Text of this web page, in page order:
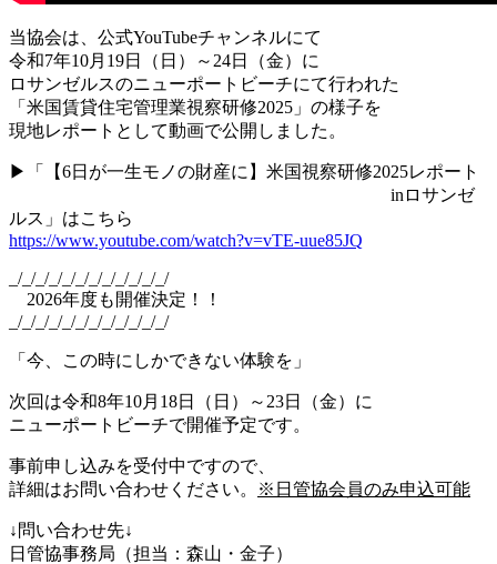
当協会は、公式YouTubeチャンネルにて
令和7年10月19日（日）～24日（金）に
ロサンゼルスのニューポートビーチにて行われた
「米国賃貸住宅管理業視察研修2025」の様子を
現地レポートとして動画で公開しました。
▶「
【6日が一生モノの財産に】米国視察研修2025レポート
inロサンゼ
ルス 」はこちら
https://www.youtube.com/watch?v=vTE-uue85JQ
_/_/_/_/_/_/_/_/_/_/_/_/
2026年度も開催決定！！
_/_/_/_/_/_/_/_/_/_/_/_/
「今、この時にしかできない体験を」
次回は令和8年10月18日（日）～23日（金）に
ニューポートビーチで開催予定です。
事前申し込みを受付中ですので、
詳細はお問い合わせください。
※日管協会員のみ申込可能
↓問い合わせ先↓
日管協事務局（担当：森山・金子）